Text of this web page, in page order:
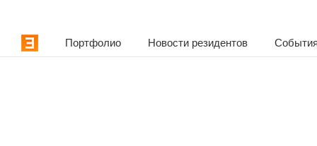
Портфолио Новости резидентов